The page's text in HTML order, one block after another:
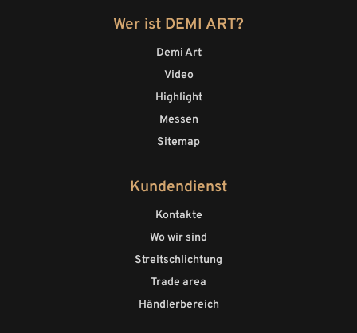
Wer ist DEMI ART?
Demi Art
Video
Highlight
Messen
Sitemap
Kundendienst
Kontakte
Wo wir sind
Streitschlichtung
Trade area
Händlerbereich